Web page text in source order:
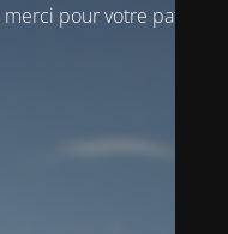
pour votre patience